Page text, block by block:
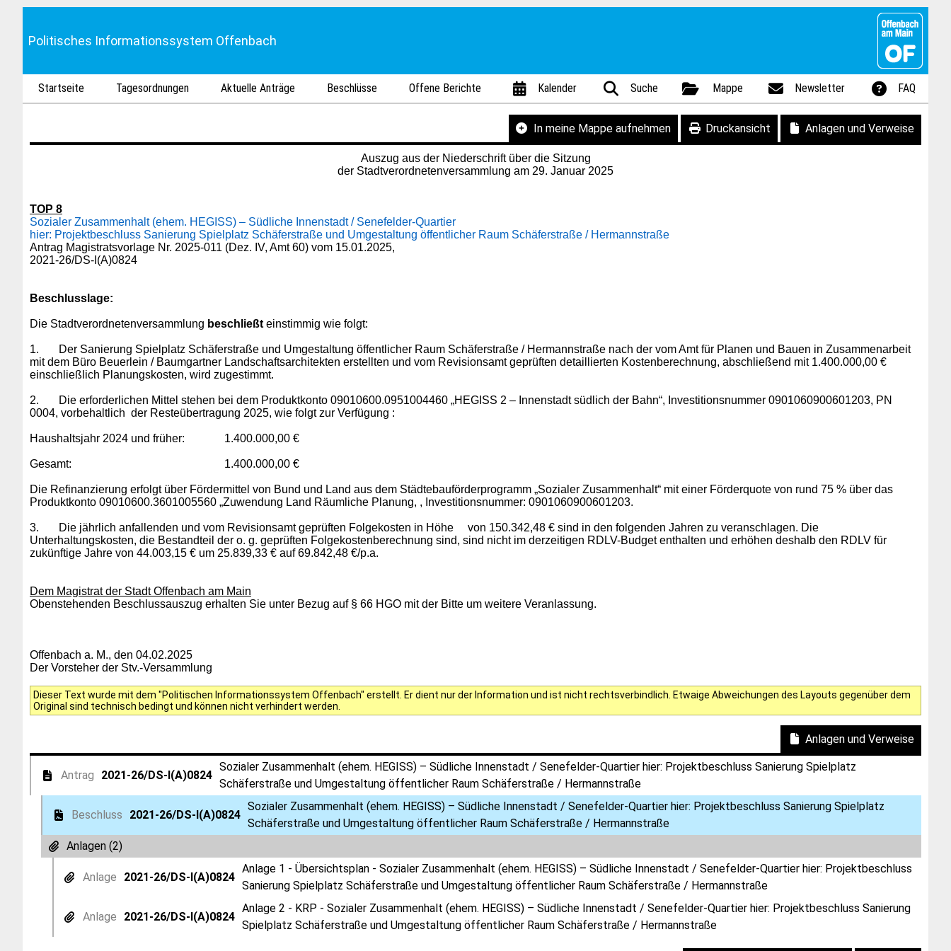
Politisches Informationssystem Offenbach
Startseite Tagesordnungen Aktuelle Anträge Beschlüsse Offene Berichte Kalender Suche Mappe Newsletter FAQ
In meine Mappe aufnehmen Druckansicht Anlagen und Verweise
Auszug aus der Niederschrift über die Sitzung
der Stadtverordnetenversammlung am 29. Januar 2025
TOP 8
Sozialer Zusammenhalt (ehem. HEGISS) – Südliche Innenstadt / Senefelder-Quartier
hier: Projektbeschluss Sanierung Spielplatz Schäferstraße und Umgestaltung öffentlicher Raum Schäferstraße / Hermannstraße
Antrag Magistratsvorlage Nr. 2025-011 (Dez. IV, Amt 60) vom 15.01.2025,
2021-26/DS-I(A)0824
Beschlusslage:
Die Stadtverordnetenversammlung beschließt einstimmig wie folgt:
1.
Der Sanierung Spielplatz Schäferstraße und Umgestaltung öffentlicher Raum Schäferstraße / Hermannstraße nach der vom Amt für Planen und Bauen in Zusammenarbeit
mit dem Büro Beuerlein / Baumgartner Landschaftsarchitekten erstellten und vom Revisionsamt geprüften detaillierten Kostenberechnung, abschließend mit 1.400.000,00 €
einschließlich Planungskosten, wird zugestimmt.
2.
Die erforderlichen Mittel stehen bei dem Produktkonto 09010600.0951004460 „HEGISS 2 – Innenstadt südlich der Bahn“, Investitionsnummer 0901060900601203, PN
0004, vorbehaltlich der Resteübertragung 2025, wie folgt zur Verfügung :
Haushaltsjahr 2024 und früher: 1.400.000,00 €
Gesamt: 1.400.000,00 €
Die Refinanzierung erfolgt über Fördermittel von Bund und Land aus dem Städtebauförderprogramm „Sozialer Zusammenhalt“ mit einer Förderquote von rund 75 % über das
Produktkonto 09010600.3601005560 „Zuwendung Land Räumliche Planung, , Investitionsnummer: 0901060900601203.
3.
Die jährlich anfallenden und vom Revisionsamt geprüften Folgekosten in Höhe von 150.342,48 € sind in den folgenden Jahren zu veranschlagen. Die
Unterhaltungskosten, die Bestandteil der o. g. geprüften Folgekostenberechnung sind, sind nicht im derzeitigen RDLV-Budget enthalten und erhöhen deshalb den RDLV für
zukünftige Jahre von 44.003,15 € um 25.839,33 € auf 69.842,48 €/p.a.
Dem Magistrat der Stadt Offenbach am Main
Obenstehenden Beschlussauszug erhalten Sie unter Bezug auf § 66 HGO mit der Bitte um weitere Veranlassung.
Offenbach a. M., den 04.02.2025
Der Vorsteher der Stv.-Versammlung
Dieser Text wurde mit dem "Politischen Informationssystem Offenbach" erstellt. Er dient nur der Information und ist nicht rechtsverbindlich. Etwaige Abweichungen des Layouts gegenüber dem
Original sind technisch bedingt und können nicht verhindert werden.
Anlagen und Verweise
Antrag 2021-26/DS-I(A)0824
Sozialer Zusammenhalt (ehem. HEGISS) – Südliche Innenstadt / Senefelder-Quartier hier: Projektbeschluss Sanierung Spielplatz
Schäferstraße und Umgestaltung öffentlicher Raum Schäferstraße / Hermannstraße
Beschluss 2021-26/DS-I(A)0824
Sozialer Zusammenhalt (ehem. HEGISS) – Südliche Innenstadt / Senefelder-Quartier hier: Projektbeschluss Sanierung Spielplatz
Schäferstraße und Umgestaltung öffentlicher Raum Schäferstraße / Hermannstraße
Anlagen (2)
Anlage 2021-26/DS-I(A)0824
Anlage 1 - Übersichtsplan - Sozialer Zusammenhalt (ehem. HEGISS) – Südliche Innenstadt / Senefelder-Quartier hier: Projektbeschluss
Sanierung Spielplatz Schäferstraße und Umgestaltung öffentlicher Raum Schäferstraße / Hermannstraße
Anlage 2021-26/DS-I(A)0824
Anlage 2 - KRP - Sozialer Zusammenhalt (ehem. HEGISS) – Südliche Innenstadt / Senefelder-Quartier hier: Projektbeschluss Sanierung
Spielplatz Schäferstraße und Umgestaltung öffentlicher Raum Schäferstraße / Hermannstraße